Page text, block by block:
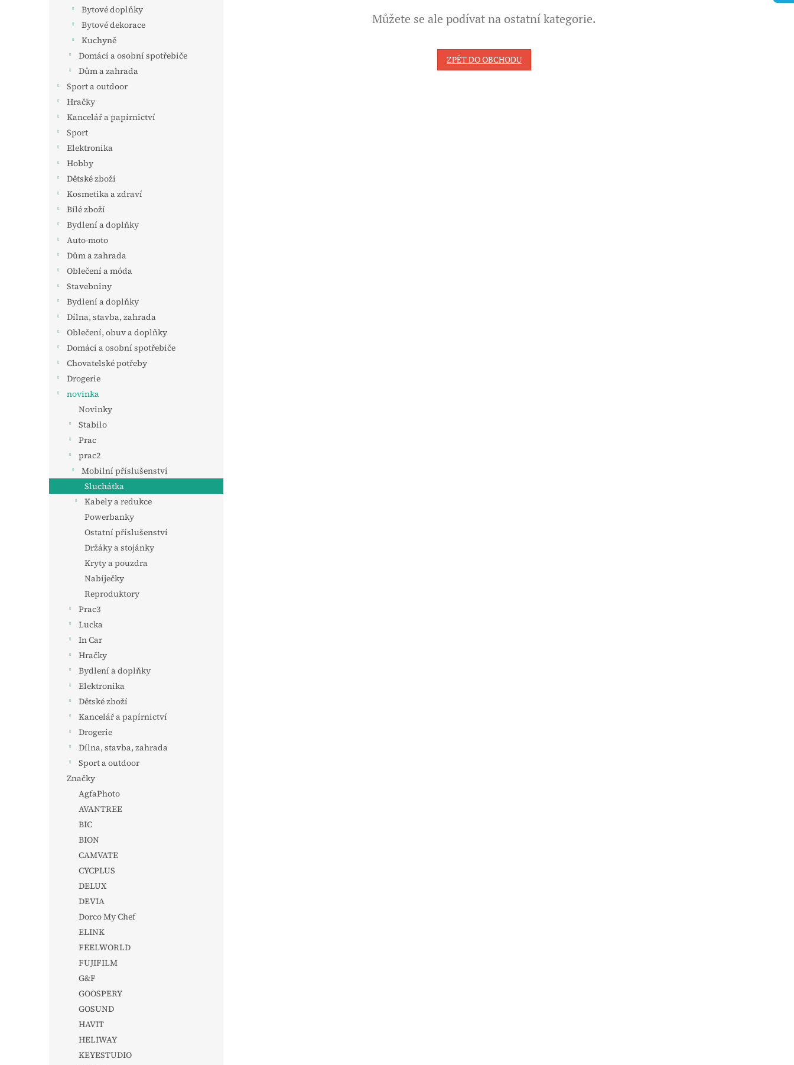
Bytové doplňky
Bytové dekorace
Kuchyně
Domácí a osobní spotřebiče
Dům a zahrada
Sport a outdoor
Hračky
Kancelář a papírnictví
Sport
Elektronika
Hobby
Dětské zboží
Kosmetika a zdraví
Bílé zboží
Bydlení a doplňky
Auto-moto
Dům a zahrada
Oblečení a móda
Stavebniny
Bydlení a doplňky
Dílna, stavba, zahrada
Oblečení, obuv a doplňky
Domácí a osobní spotřebiče
Chovatelské potřeby
Drogerie
novinka
Novinky
Stabilo
Prac
prac2
Mobilní příslušenství
Sluchátka
Kabely a redukce
Powerbanky
Ostatní příslušenství
Držáky a stojánky
Kryty a pouzdra
Nabíječky
Reproduktory
Prac3
Lucka
In Car
Hračky
Bydlení a doplňky
Elektronika
Dětské zboží
Kancelář a papírnictví
Drogerie
Dílna, stavba, zahrada
Sport a outdoor
Značky
AgfaPhoto
AVANTREE
BIC
BION
CAMVATE
CYCPLUS
DELUX
DEVIA
Dorco My Chef
ELINK
FEELWORLD
FUJIFILM
G&F
GOOSPERY
GOSUND
HAVIT
HELIWAY
KEYESTUDIO
Můžete se ale podívat na ostatní kategorie.
ZPĚT DO OBCHODU